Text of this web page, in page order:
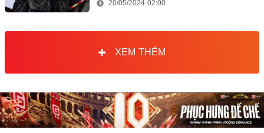
20/05/2024 02:00
XEM THÊM